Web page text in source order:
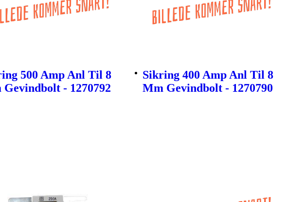
500 Amp Anl Til 8
- 1270792
Sikring 400 Amp Anl Til 8
Mm Gevindbolt - 1270790